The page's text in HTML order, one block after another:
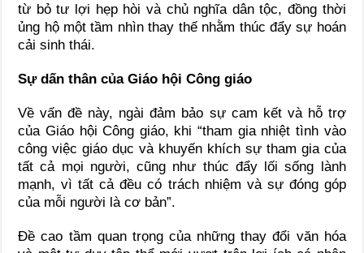
từ bỏ tư lợi hẹp hòi và chủ nghĩa dân tộc, đồng thời
ủng hộ một tầm nhìn thay thế nhằm thúc đẩy sự hoán
cải sinh thái.
Sự dấn thân của Giáo hội Công giáo
Về vấn đề này, ngài đảm bảo sự cam kết và hỗ trợ
của Giáo hội Công giáo, khi “tham gia nhiệt tình vào
công việc giáo dục và khuyến khích sự tham gia của
tất cả mọi người, cũng như thúc đẩy lối sống lành
mạnh, vì tất cả đều có trách nhiệm và sự đóng góp
của mỗi người là cơ bản”.
Đề cao tầm quan trọng của những thay đổi văn hóa